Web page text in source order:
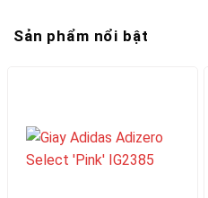
Sản phẩm nổi bật